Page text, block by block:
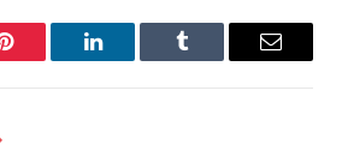
Pinterest LinkedIn Tumblr Email